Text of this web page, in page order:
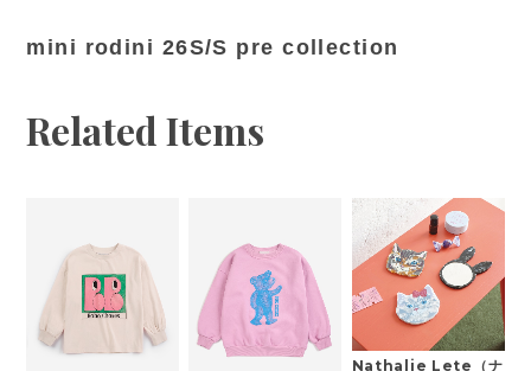
mini rodini 26S/S pre collection
Related Items
Nathalie Lete（ナ